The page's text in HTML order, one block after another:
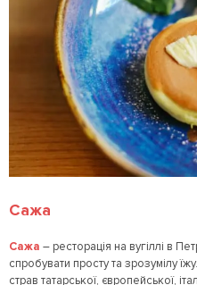
Сажа
Сажа – ресторація на вугіллі в
спробувати просту та зрозумілу
страв татарської, європейської,